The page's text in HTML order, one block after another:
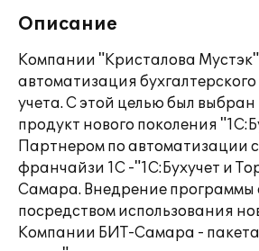
Описание
Компании "Кристалова
автоматизация бухгалтерского
учета. С этой целью был
продукт нового поколения
Партнером по автоматизации
франчайзи 1С -"1С:Бухучет и
Самара. Внедрение программы
посредством использования
Компании БИТ-Самара -